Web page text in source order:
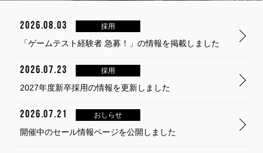
2026.08.03 採用
「ゲームテスト経験者 急募！」の情報を掲載しました
2026.07.23 採用
2027年度新卒採用の情報を更新しました
2026.07.21 おしらせ
開催中のセール情報ページを公開しました